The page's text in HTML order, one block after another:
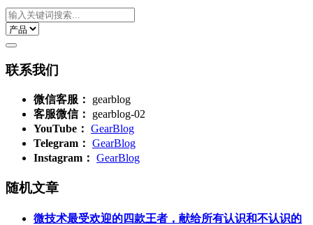
联系我们
微信客服：
gearblog
客服微信：
gearblog-02
YouTube： GearBlog
Telegram： GearBlog
Instagram： GearBlog
随机文章
微技术最受欢迎的四款王者，献给所有认识和不认识的